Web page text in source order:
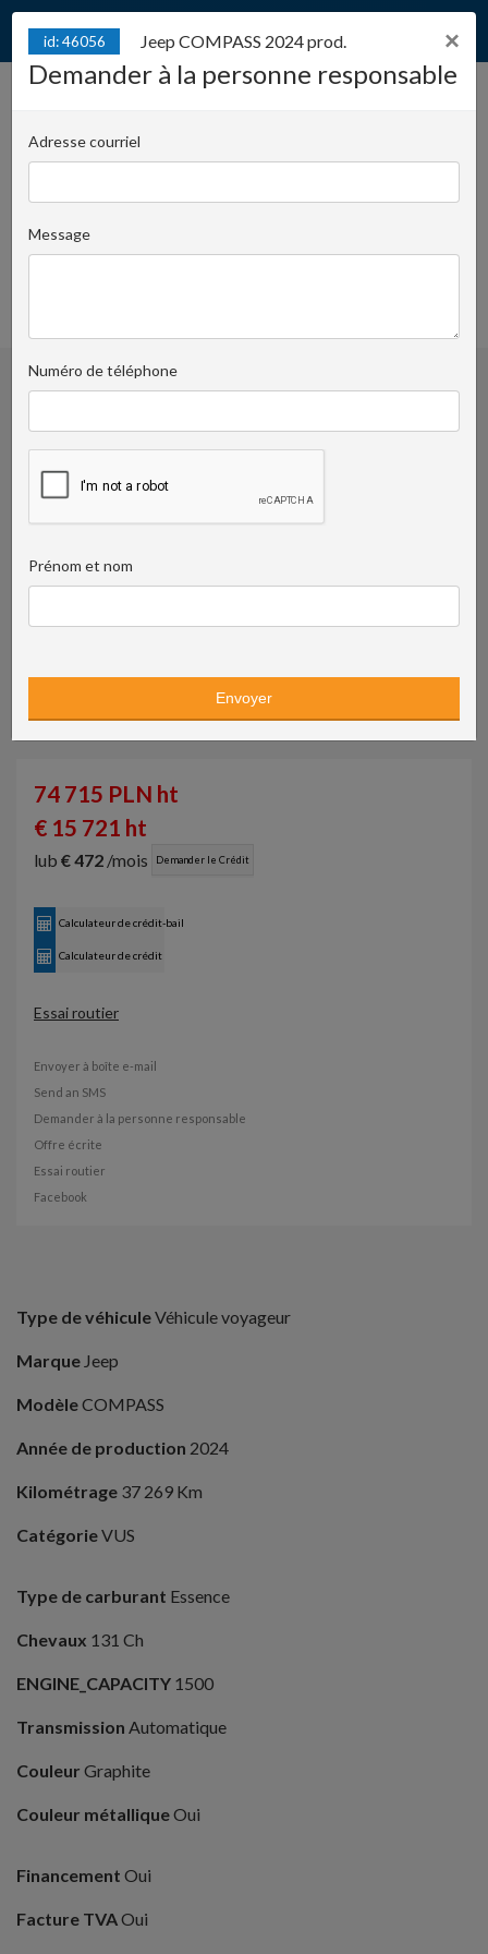
de clé:1426
Krzysztof Pomorski
74 715 PLN ht
€ 15 721 ht
lub € 472 /mois Demander le Crédit
Calculateur de crédit-bail
Calculateur de crédit
Essai routier
Envoyer à boîte e-mail
Send an SMS
Demander à la personne responsable
Offre écrite
Essai routier
Facebook
Type de véhiculeVéhicule voyageur
Marque Jeep
ModèleCOMPASS
Année de production 2024
Kilométrage 37 269 Km
CatégorieVUS
Type de carburant Essence
Chevaux 131 Ch
ENGINE_CAPACITY 1500
Transmission Automatique
Couleur Graphite
Couleur métalliqueOui
Financement Oui
Facture TVAOui
×
id: 46056 Jeep COMPASS 2024 prod.
Demander à la personne responsable
Adresse courriel
Message
Numéro de téléphone
Prénom et nom